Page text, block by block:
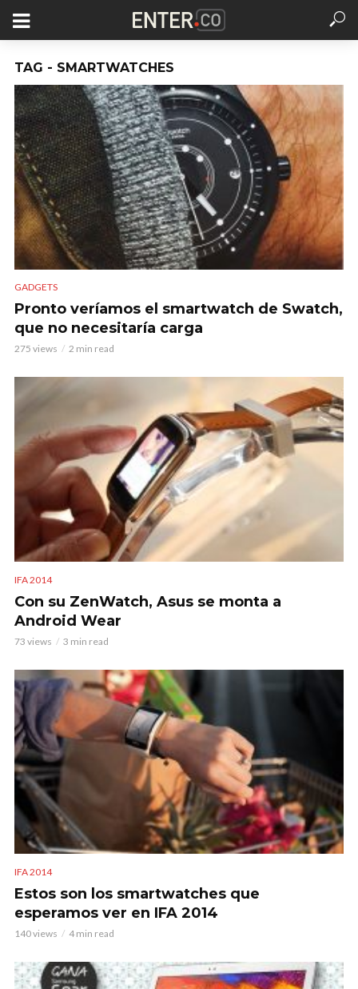
TAG - SMARTWATCHES
GADGETS
Pronto veríamos el smartwatch de Swatch,
que no necesitaría carga
275 views 2 min read
IFA 2014
Con su ZenWatch, Asus se monta a
Android Wear
73 views 3 min read
IFA 2014
Estos son los smartwatches que
esperamos ver en IFA 2014
140 views 4 min read